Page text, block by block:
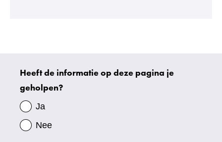
Uw
gegevens
Heeft de informatie op deze pagina je
geholpen?
Ja
Nee